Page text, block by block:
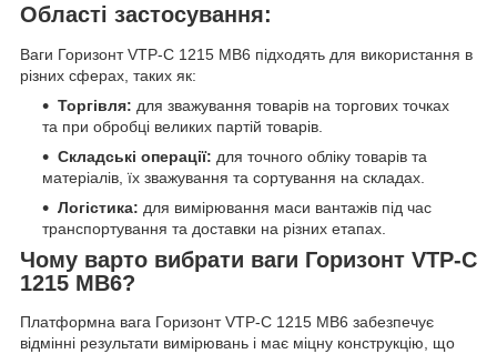
Області застосування:
Ваги Горизонт VTP-С 1215 MB6 підходять для використання в
різних сферах, таких як:
Торгівля: для зважування товарів на торгових точках
та при обробці великих партій товарів.
Складські операції: для точного обліку товарів та
матеріалів, їх зважування та сортування на складах.
Логістика: для вимірювання маси вантажів під час
транспортування та доставки на різних етапах.
Чому варто вибрати ваги Горизонт VTP-С
1215 MB6?
Платформна вага Горизонт VTP-С 1215 MB6 забезпечує
відмінні результати вимірювань і має міцну конструкцію, що